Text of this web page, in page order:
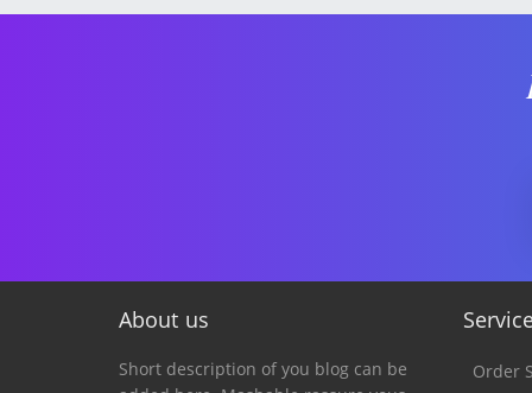
About us
Short description of you blog can be
Order